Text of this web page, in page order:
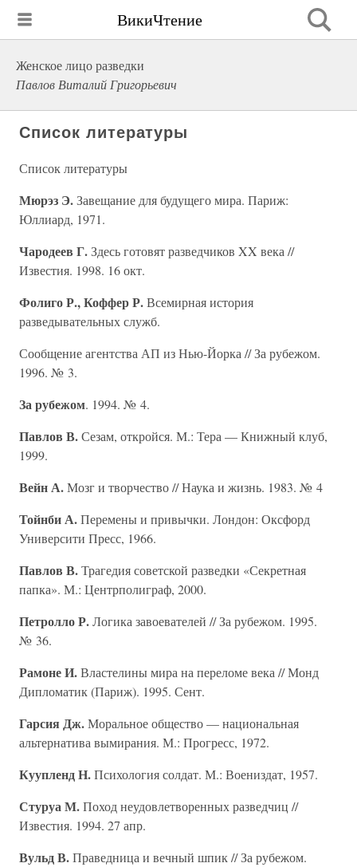
ВикиЧтение
Женское лицо разведки
Павлов Виталий Григорьевич
Список литературы
Список литературы
Мюрэз Э.Завещание для будущего мира. Париж:
Юллиард, 1971.
Чародеев Г.Здесь готовят разведчиков XX века //
Известия. 1998. 16 окт.
Фолиго Р., Коффер Р.Всемирная история
разведывательных служб.
Сообщение агентства АП из Нью-Йорка // За рубежом.
1996. № 3.
За рубежом. 1994. № 4.
Павлов В.Сезам, откройся. М.: Тера — Книжный клуб,
1999.
Вейн А.Мозг и творчество // Наука и жизнь. 1983. № 4
Тойнби А.Перемены и привычки. Лондон: Оксфорд
Университи Пресс, 1966.
Павлов В.Трагедия советской разведки «Секретная
папка». М.: Центрполиграф, 2000.
Петролло Р.Логика завоевателей // За рубежом. 1995.
№ 36.
Рамоне И.Властелины мира на переломе века // Монд
Дипломатик (Париж). 1995. Сент.
Гарсия Дж.Моральное общество — национальная
альтернатива вымирания. М.: Прогресс, 1972.
Куупленд Н.Психология солдат. М.: Воениздат, 1957.
Стуруа М.Поход неудовлетворенных разведчиц //
Известия. 1994. 27 апр.
Вульд В.Праведница и вечный шпик // За рубежом.